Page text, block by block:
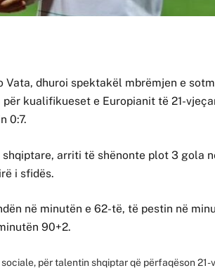
Vata, dhuroi spektakël mbrëmjen e
kualifikueset e Europianit të 21-
0:7.
arriti të shënonte plot 3 gola
i sfidës.
në minutën e 62-të, të pestin në
90+2.
për talentin shqiptar që përfaqëson